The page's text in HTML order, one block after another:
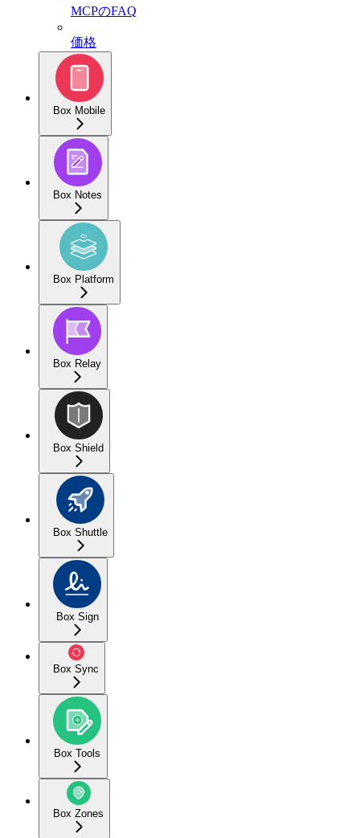
MCPのFAQ
価格
Box Mobile
Box Notes
Box Platform
Box Relay
Box Shield
Box Shuttle
Box Sign
Box Sync
Box Tools
Box Zones